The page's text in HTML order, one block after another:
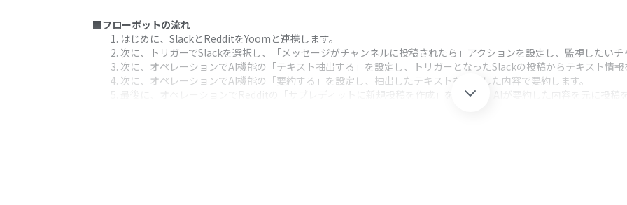
■フローボットの流れ
はじめに、SlackとRedditをYoomと連携します。
次に、トリガーでSlackを選択し、「メッセージがチャンネルに投稿されたら」アクションを設定し、監視したい
次に、オペレーションでAI機能の「テキスト抽出する」を設定し、トリガーとなったSlackの投稿からテキスト情
次に、オペレーションでAI機能の「要約する」を設定し、抽出したテキストを指定した内容で要約します。
最後に、オペレーションでRedditの「サブレディットに新規投稿を作成」を設定し、AIが要約した内容を元に投稿